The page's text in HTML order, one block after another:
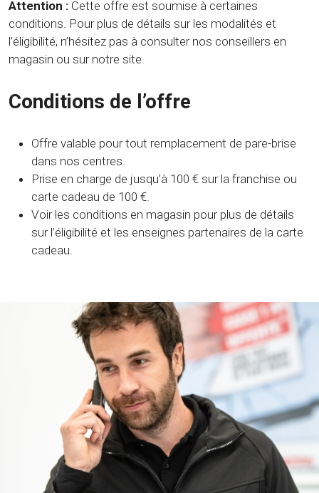
Attention : Cette offre est soumise à certaines
conditions. Pour plus de détails sur les modalités et
l’éligibilité, n’hésitez pas à consulter nos conseillers en
magasin ou sur notre site.
Conditions de l’offre
Offre valable pour tout remplacement de pare-brise
dans nos centres.
Prise en charge de jusqu’à 100 € sur la franchise ou
carte cadeau de 100 €.
Voir les conditions en magasin pour plus de détails
sur l’éligibilité et les enseignes partenaires de la carte
cadeau.